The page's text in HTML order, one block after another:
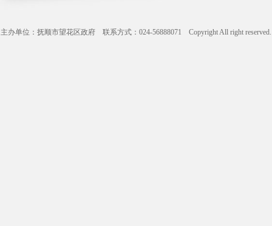
主办单位：抚顺市望花区政府 联系方式：024-56888071 Copyright All right